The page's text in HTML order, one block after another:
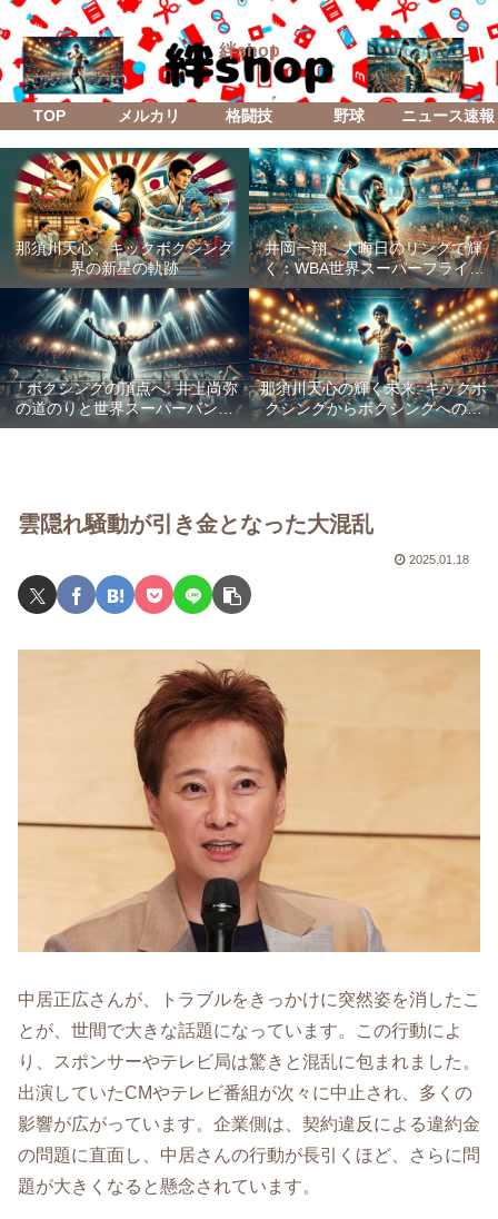
絆shop
TOP メルカリ 格闘技 野球 ニュース速報
那須川天心、キックボクシング
界の新星の軌跡
井岡一翔、大晦日のリングで輝
く：WBA世界スーパーフライ級
防衛戦「Lifetime Boxing Fights
18」
「ボクシングの頂点へ: 井上尚弥
の道のりと世界スーパーバンタ
ム級統一戦の全貌」
那須川天心の輝く未来: キックボ
クシングからボクシングへの成
功した転身
雲隠れ騒動が引き金となった大混乱
2025.01.18
中居正広さんが、トラブルをきっかけに突然姿を消したこ
とが、世間で大きな話題になっています。この行動によ
り、スポンサーやテレビ局は驚きと混乱に包まれました。
出演していたCMやテレビ番組が次々に中止され、多くの
影響が広がっています。企業側は、契約違反による違約金
の問題に直面し、中居さんの行動が長引くほど、さらに問
題が大きくなると懸念されています。